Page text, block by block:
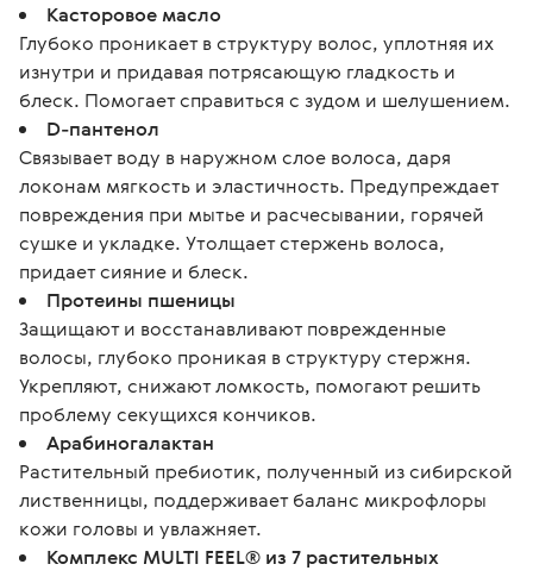
Касторовое масло
Глубоко проникает в структуру волос, уплотняя их
изнутри и придавая потрясающую гладкость и
блеск. Помогает справиться с зудом и шелушением.
D-пантенол
Связывает воду в наружном слое волоса, даря
локонам мягкость и эластичность. Предупреждает
повреждения при мытье и расчесывании, горячей
сушке и укладке. Утолщает стержень волоса,
придает сияние и блеск.
Протеины пшеницы
Защищают и восстанавливают поврежденные
волосы, глубоко проникая в структуру стержня.
Укрепляют, снижают ломкость, помогают решить
проблему секущихся кончиков.
Арабиногалактан
Растительный пребиотик, полученный из сибирской
лиственницы, поддерживает баланс микрофлоры
кожи головы и увлажняет.
Комплекс MULTI FEEL® из 7 растительных